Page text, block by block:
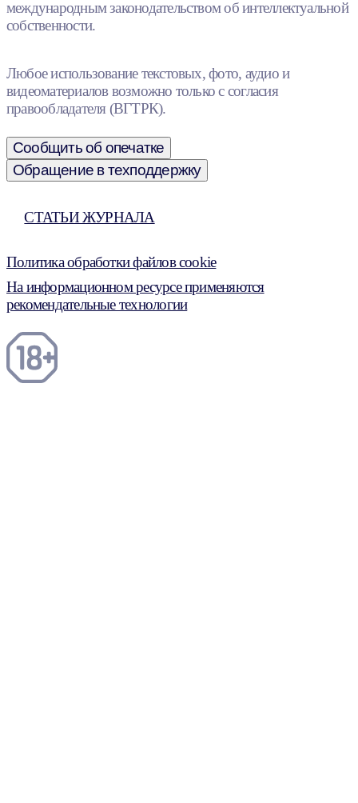
международным законодательством об интеллектуальной
собственности.
Любое использование текстовых, фото, аудио и
видеоматериалов возможно только с согласия
правообладателя (ВГТРК).
Сообщить об опечатке
Обращение в техподдержку
СТАТЬИ ЖУРНАЛА
Политика обработки файлов cookie
На информационном ресурсе применяются
рекомендательные технологии